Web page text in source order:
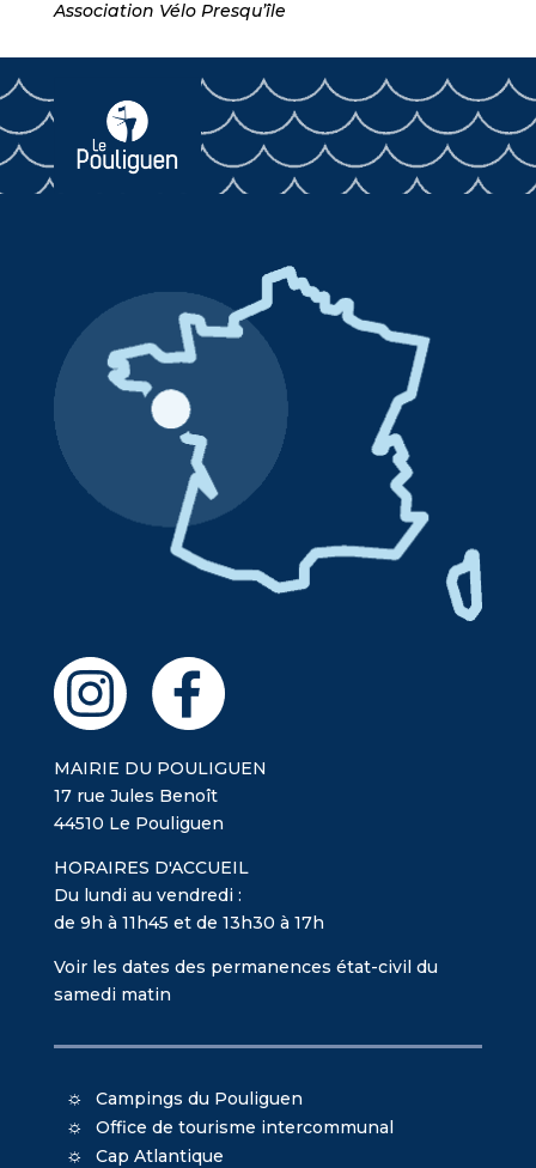
Association Vélo Presqu’île
MAIRIE DU POULIGUEN
17 rue Jules Benoît
44510 Le Pouliguen
HORAIRES D'ACCUEIL
Du lundi au vendredi :
de 9h à 11h45 et de 13h30 à 17h
Voir les dates des permanences état-civil du
samedi matin
Campings du Pouliguen
Office de tourisme intercommunal
Cap Atlantique